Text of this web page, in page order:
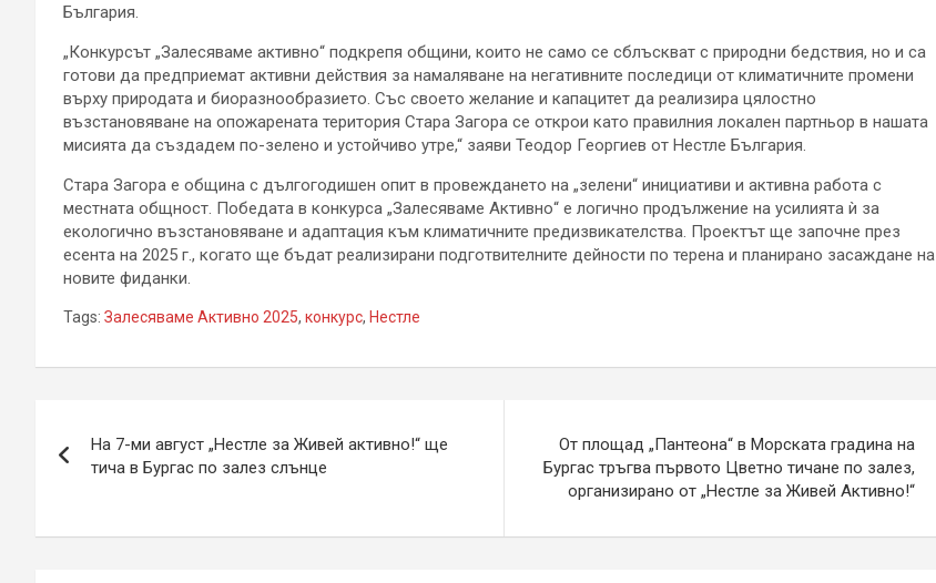
България.
„Конкурсът „Залесяваме активно“ подкрепя общини, които не само се сблъскват с природни бедствия, но и са
готови да предприемат активни действия за намаляване на негативните последици от климатичните промени
върху природата и биоразнообразието. Със своето желание и капацитет да реализира цялостно
възстановяване на опожарената територия Стара Загора се открои като правилния локален партньор в нашата
мисията да създадем по-зелено и устойчиво утре,“ заяви Теодор Георгиев от Нестле България.
Стара Загора е община с дългогодишен опит в провеждането на „зелени“ инициативи и активна работа с
местната общност. Победата в конкурса „Залесяваме Активно“ е логично продължение на усилията ѝ за
екологично възстановяване и адаптация към климатичните предизвикателства. Проектът ще започне през
есента на 2025 г., когато ще бъдат реализирани подготвителните дейности по терена и планирано засаждане на
новите фиданки.
Tags: Залесяваме Активно 2025, конкурс, Нестле
На 7-ми август „Нестле за Живей активно!“ ще
тича в Бургас по залез слънце
От площад „Пантеона“ в Морската градина на
Бургас тръгва първото Цветно тичане по залез,
организирано от „Нестле за Живей Активно!“